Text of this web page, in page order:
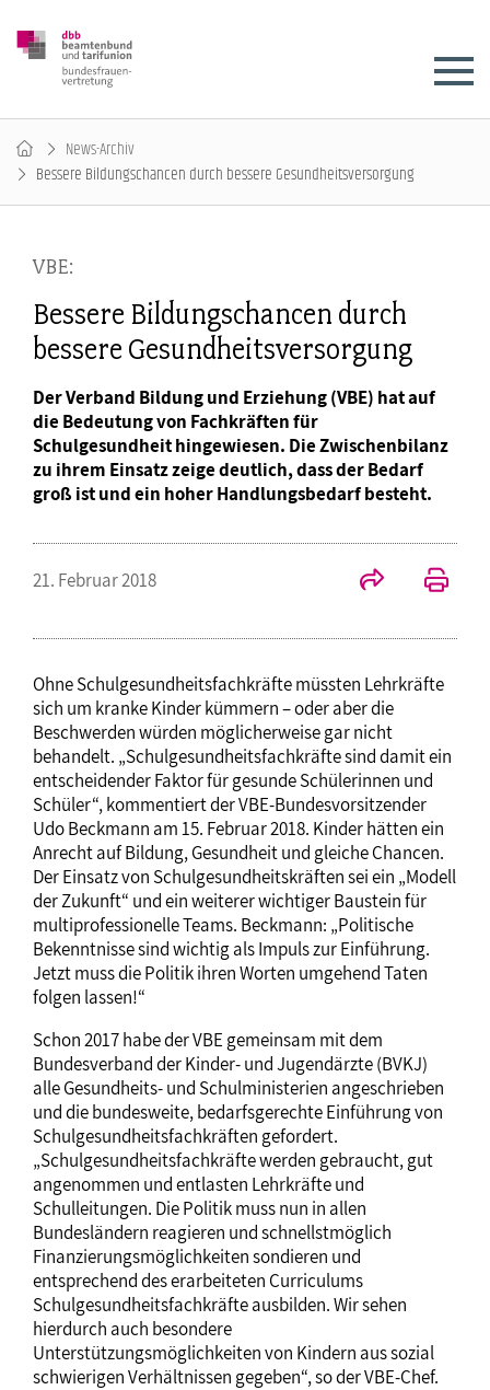
News-Archiv
Bessere Bildungschancen durch bessere Gesundheitsversorgung
VBE:
Bessere Bildungschancen durch
bessere Gesundheitsversorgung
Der Verband Bildung und Erziehung (VBE) hat auf
die Bedeutung von Fachkräften für
Schulgesundheit hingewiesen. Die Zwischenbilanz
zu ihrem Einsatz zeige deutlich, dass der Bedarf
groß ist und ein hoher Handlungsbedarf besteht.
21. Februar 2018
Ohne Schulgesundheitsfachkräfte müssten Lehrkräfte
sich um kranke Kinder kümmern – oder aber die
Beschwerden würden möglicherweise gar nicht
behandelt. „Schulgesundheitsfachkräfte sind damit ein
entscheidender Faktor für gesunde Schülerinnen und
Schüler“, kommentiert der VBE-Bundesvorsitzender
Udo Beckmann am 15. Februar 2018. Kinder hätten ein
Anrecht auf Bildung, Gesundheit und gleiche Chancen.
Der Einsatz von Schulgesundheitskräften sei ein „Modell
der Zukunft“ und ein weiterer wichtiger Baustein für
multiprofessionelle Teams. Beckmann: „Politische
Bekenntnisse sind wichtig als Impuls zur Einführung.
Jetzt muss die Politik ihren Worten umgehend Taten
folgen lassen!“
Schon 2017 habe der VBE gemeinsam mit dem
Bundesverband der Kinder- und Jugendärzte (BVKJ)
alle Gesundheits- und Schulministerien angeschrieben
und die bundesweite, bedarfsgerechte Einführung von
Schulgesundheitsfachkräften gefordert.
„Schulgesundheitsfachkräfte werden gebraucht, gut
angenommen und entlasten Lehrkräfte und
Schulleitungen. Die Politik muss nun in allen
Bundesländern reagieren und schnellstmöglich
Finanzierungsmöglichkeiten sondieren und
entsprechend des erarbeiteten Curriculums
Schulgesundheitsfachkräfte ausbilden. Wir sehen
hierdurch auch besondere
Unterstützungsmöglichkeiten von Kindern aus sozial
schwierigen Verhältnissen gegeben“, so der VBE-Chef.